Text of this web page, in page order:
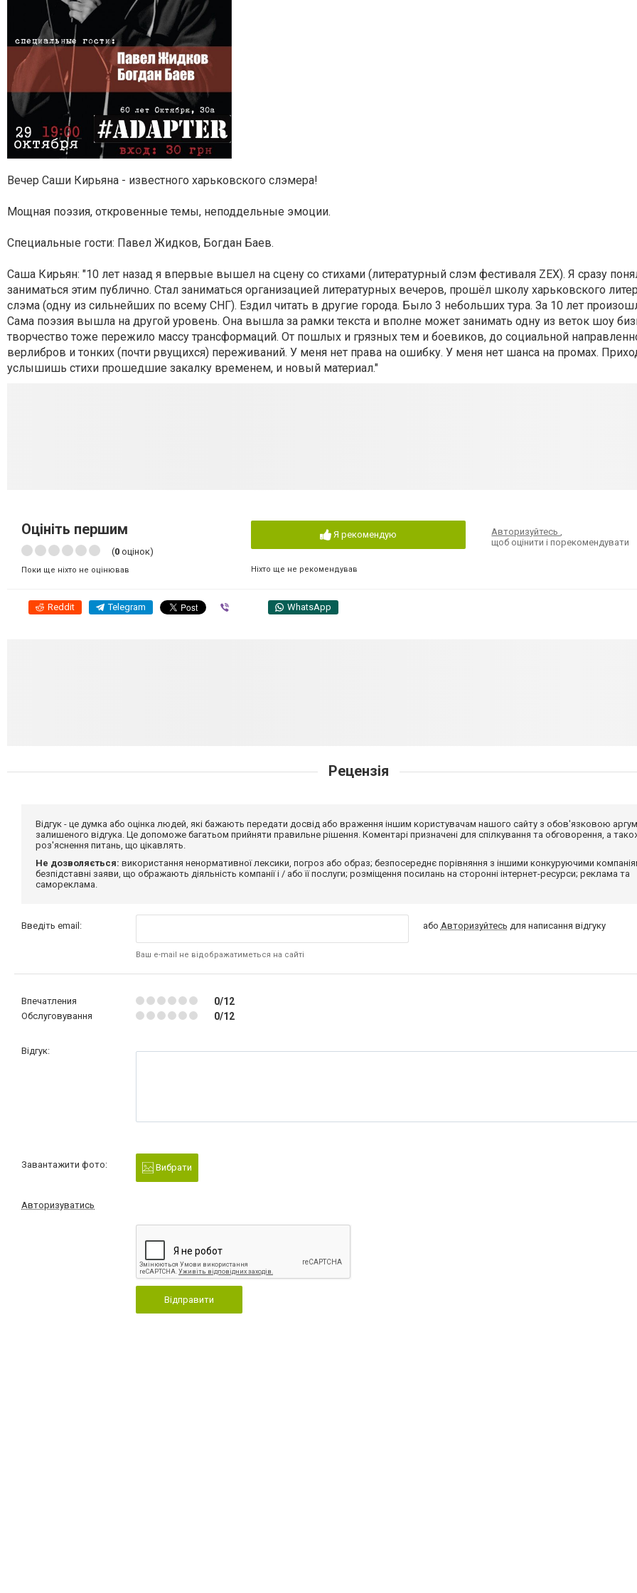
Вечер Саши Кирьяна - известного харьковского слэмера!
Мощная поэзия, откровенные темы, неподдельные эмоции.
Специальные гости: Павел Жидков, Богдан Баев.
Саша Кирьян: "10 лет назад я впервые вышел на сцену со стихами (литературный слэм фестиваля ZEX). Я сразу
заниматься этим публично. Стал заниматься организацией литературных вечеров, прошёл школу харьковского
слэма (одну из сильнейших по всему СНГ). Ездил читать в другие города. Было 3 небольших тура. За 10 лет
Сама поэзия вышла на другой уровень. Она вышла за рамки текста и вполне может занимать одну из веток шоу
творчество тоже пережило массу трансформаций. От пошлых и грязных тем и боевиков, до социальной
верлибров и тонких (почти рвущихся) переживаний. У меня нет права на ошибку. У меня нет шанса на промах.
услышишь стихи прошедшие закалку временем, и новый материал."
Оцініть першим
(0 оцінок)
Поки ще ніхто не оцінював
Я рекомендую
Ніхто ще не рекомендував
Авторизуйтесь
щоб оцінити і порекомендувати
Reddit Telegram WhatsApp
Рецензія
Відгук - це думка або оцінка людей, які бажають передати досвід або враження іншим користувачам нашого сайту з обов'язковою
залишеного відгука. Це допоможе багатьом прийняти правильне рішення. Коментарі призначені для спілкування та обговорення, а
роз'яснення питань, що цікавлять.
Не дозволяється: використання ненормативної лексики, погроз або образ; безпосереднє порівняння з іншими конкуруючими
безпідставні заяви, що ображають діяльність компанії і / або її послуги; розміщення посилань на сторонні інтернет-ресурси; реклама та
самореклама.
Введіть email:
Ваш e-mail не відображатиметься на сайті
або Авторизуйтесь для написання відгуку
Впечатления 0/12
Обслуговування 0/12
Відгук:
Завантажити фото: Вибрати
Авторизуватись
Відправити